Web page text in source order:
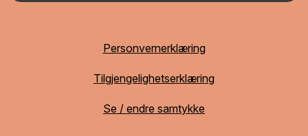
Personvernerklæring
Tilgjengelighetserklæring
Se / endre samtykke